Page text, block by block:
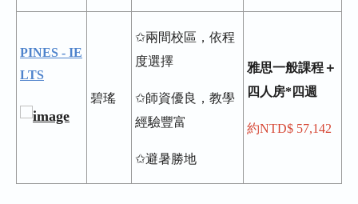
PINES - IE
LTS
碧瑤
✩兩間校區，依程
度選擇
✩師資優良，教學
經驗豐富
✩避暑勝地
雅思一般課程＋
四人房*四週
約NTD$ 57,142